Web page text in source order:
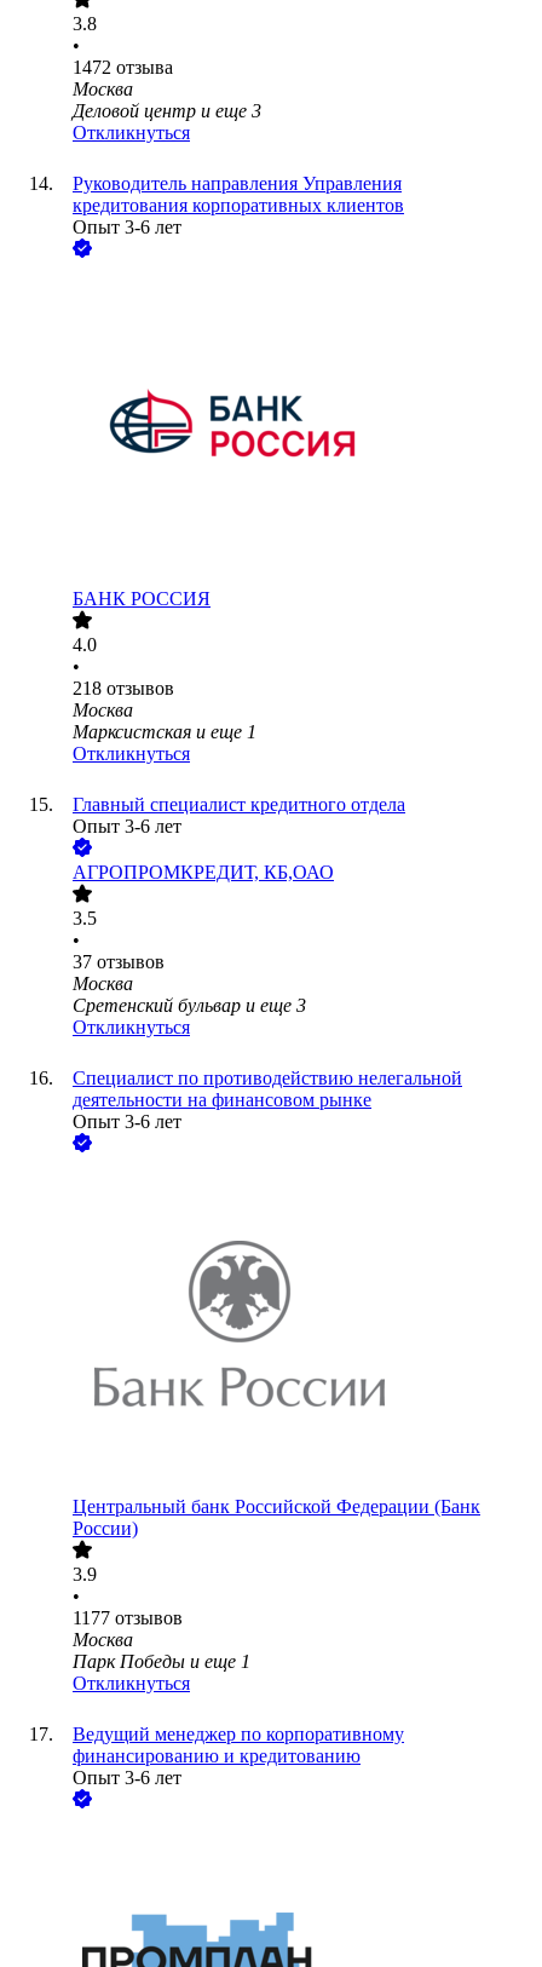
3.8
•
1472 отзыва
Москва
Деловой центр и еще 3
Откликнуться
Руководитель направления Управления
кредитования корпоративных клиентов
Опыт 3-6 лет
БАНК РОССИЯ
4.0
•
218 отзывов
Москва
Марксистская и еще 1
Откликнуться
Главный специалист кредитного отдела
Опыт 3-6 лет
АГРОПРОМКРЕДИТ, КБ,ОАО
3.5
•
37 отзывов
Москва
Сретенский бульвар и еще 3
Откликнуться
Специалист по противодействию нелегальной
деятельности на финансовом рынке
Опыт 3-6 лет
Центральный банк Российской Федерации (Банк
России)
3.9
•
1177 отзывов
Москва
Парк Победы и еще 1
Откликнуться
Ведущий менеджер по корпоративному
финансированию и кредитованию
Опыт 3-6 лет